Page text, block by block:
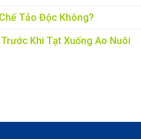
Tảo Độc Không?
Khi Tạt Xuống Ao Nuôi